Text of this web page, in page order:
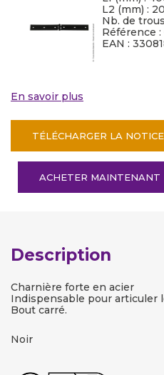
L2 (mm) :
Nb. de
Référence
EAN :
En savoir plus
TÉLÉCHARGER LA NOTICE
ACHETER MAINTENANT
Description
Charnière forte en acier
Indispensable pour articuler
Bout carré.
Noir